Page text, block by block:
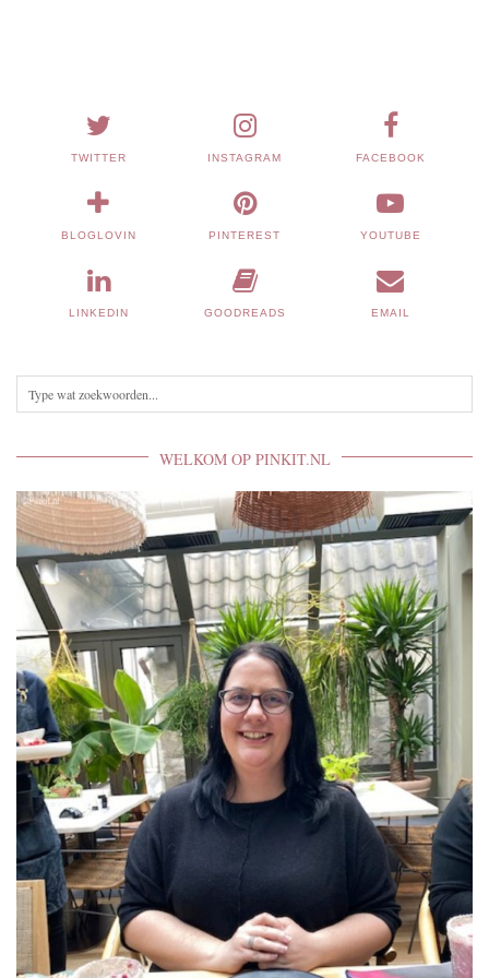
TWITTER INSTAGRAM FACEBOOK
BLOGLOVIN PINTEREST YOUTUBE
LINKEDIN GOODREADS EMAIL
WELKOM OP PINKIT.NL